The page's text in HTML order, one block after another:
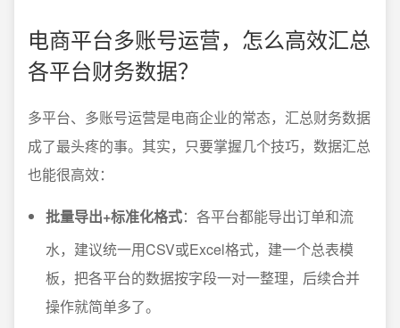
电商平台多账号运营，怎么高效汇总
各平台财务数据？
多平台、多账号运营是电商企业的常态，汇总财务数据
成了最头疼的事。其实，只要掌握几个技巧，数据汇总
也能很高效：
批量导出+标准化格式：各平台都能导出订单和流
水，建议统一用CSV或Excel格式，建一个总表模
板，把各平台的数据按字段一对一整理，后续合并
操作就简单多了。